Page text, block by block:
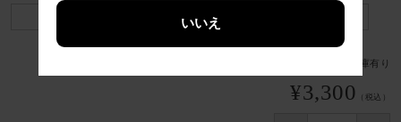
いいえ
在庫状態 : 在庫有り
¥3,300 （税込）